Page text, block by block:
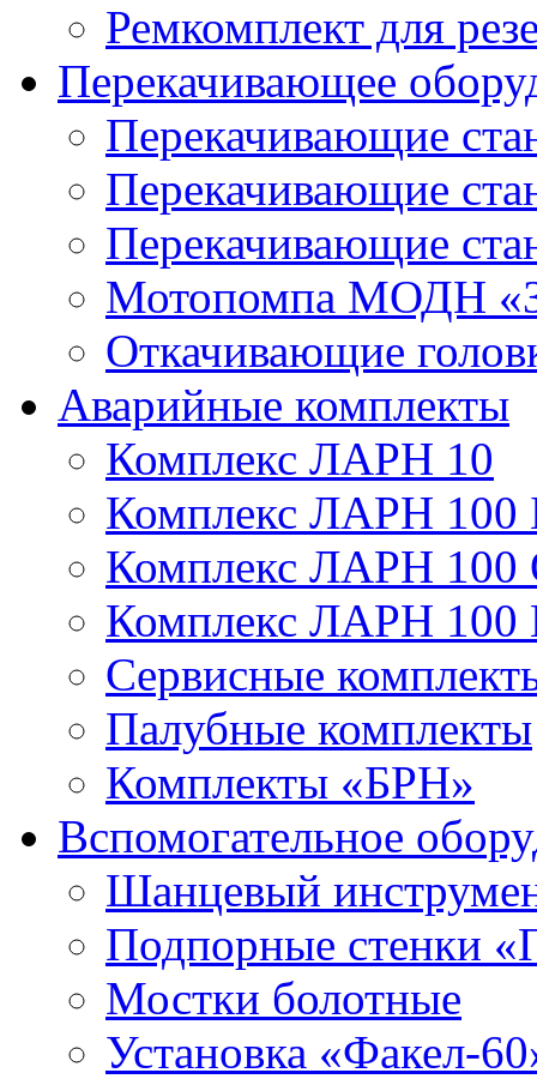
Ремкомплект для
Перекачивающее
Перекачивающие
Перекачивающие
Перекачивающие
Мотопомпа МОДН
Откачивающие
Аварийные комплекты
Комплекс ЛАРН 10
Комплекс ЛАРН 100
Комплекс ЛАРН 100
Комплекс ЛАРН 100
Сервисные
Палубные комплекты
Комплекты «БРН»
Вспомогательное
Шанцевый
Подпорные стенки
Мостки болотные
Установка «Факел-